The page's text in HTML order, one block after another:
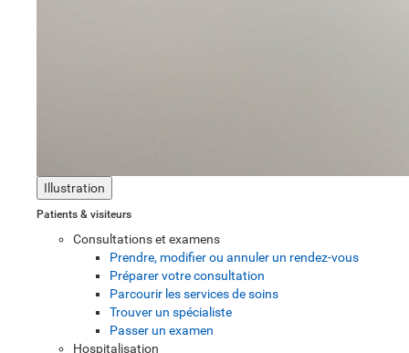
Illustration
Patients & visiteurs
Consultations et examens
Prendre, modifier ou annuler un rendez-vous
Préparer votre consultation
Parcourir les services de soins
Trouver un spécialiste
Passer un examen
Hospitalisation